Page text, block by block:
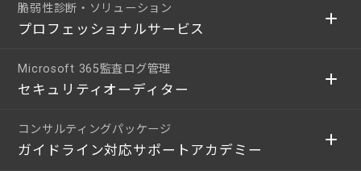
脆弱性診断・ソリューション
プロフェッショナルサービス
Microsoft 365監査ログ管理
セキュリティオーディター
コンサルティングパッケージ
ガイドライン対応サポートアカデミー